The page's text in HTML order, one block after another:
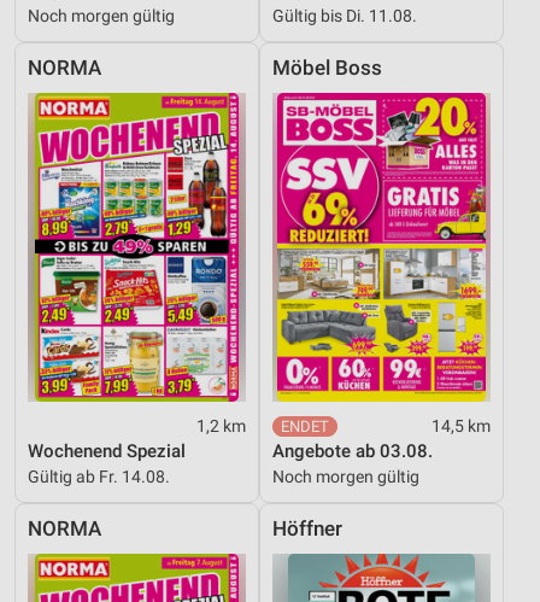
Noch morgen gültig Gültig bis Di. 11.08.
NORMA
1,2 km
Wochenend Spezial
Gültig ab Fr. 14.08.
Möbel Boss
14,5 km
Angebote ab 03.08.
Noch morgen gültig
NORMA Höffner
Informationen identifizieren
Nicht-IAB-Verarbeitungszwecke:
Notwendig
Performance
Funktional
Werbung